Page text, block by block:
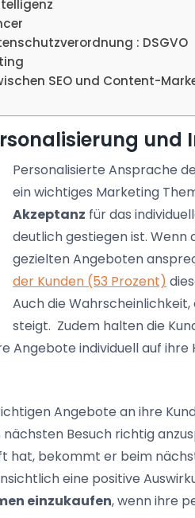
: DSGVO
SEO und Content-
Personalisierte Ansprache
ein wichtiges Marketing
Akzeptanz für das
deutlich gestiegen ist. Wenn
gezielten Angeboten
der Kunden (53 Prozent)
Auch die
steigt. Zudem halten die
Angebote individuell auf
Angebote an ihre
Besuch richtig
hat, bekommt er beim
eine positive
einzukaufen, wenn ihre